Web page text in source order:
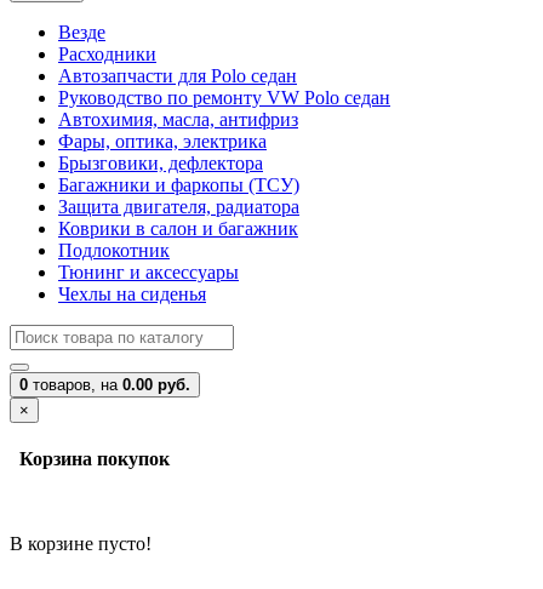
Везде
Расходники
Автозапчасти для Polo седан
Руководство по ремонту VW Polo седан
Автохимия, масла, антифриз
Фары, оптика, электрика
Брызговики, дефлектора
Багажники и фаркопы (ТСУ)
Защита двигателя, радиатора
Коврики в салон и багажник
Подлокотник
Тюнинг и аксессуары
Чехлы на сиденья
0 товаров, на 0.00 руб.
×
Корзина покупок
В корзине пусто!